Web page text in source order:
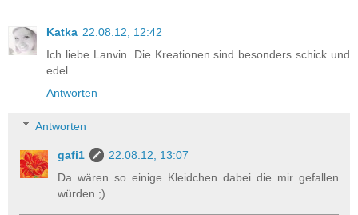
Katka 22.08.12, 12:42
Ich liebe Lanvin. Die Kreationen sind besonders schick und
edel.
Antworten
Antworten
gafi1
22.08.12, 13:07
Da wären so einige Kleidchen dabei die mir gefallen
würden ;).